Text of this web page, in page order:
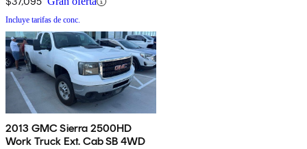
Incluye tarifas de conc.
2013 GMC Sierra 2500HD
Work Truck Ext. Cab SB 4WD